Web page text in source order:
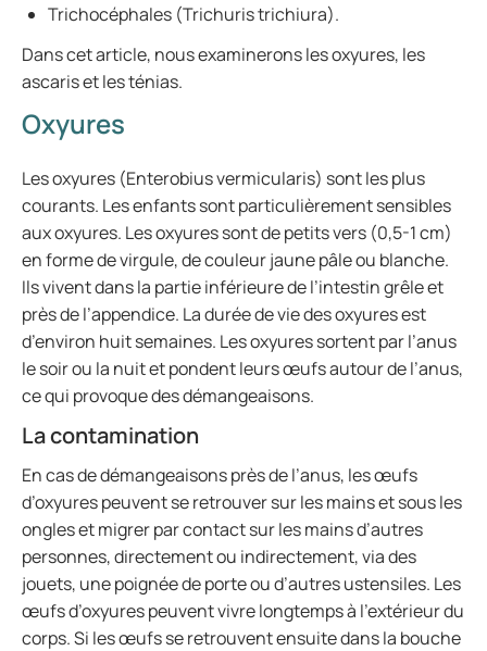
Trichocéphales (Trichuris trichiura).
Dans cet article, nous examinerons les oxyures, les
ascaris et les ténias.
Oxyures
Les oxyures (Enterobius vermicularis) sont les plus
courants. Les enfants sont particulièrement sensibles
aux oxyures. Les oxyures sont de petits vers (0,5-1 cm)
en forme de virgule, de couleur jaune pâle ou blanche.
Ils vivent dans la partie inférieure de l’intestin grêle et
près de l’appendice. La durée de vie des oxyures est
d’environ huit semaines. Les oxyures sortent par l’anus
le soir ou la nuit et pondent leurs œufs autour de l’anus,
ce qui provoque des démangeaisons.
La contamination
En cas de démangeaisons près de l’anus, les œufs
d’oxyures peuvent se retrouver sur les mains et sous les
ongles et migrer par contact sur les mains d’autres
personnes, directement ou indirectement, via des
jouets, une poignée de porte ou d’autres ustensiles. Les
œufs d’oxyures peuvent vivre longtemps à l’extérieur du
corps. Si les œufs se retrouvent ensuite dans la bouche